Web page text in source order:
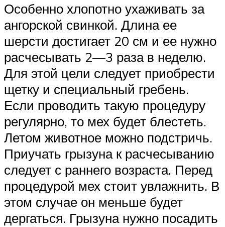
Особенно хлопотно ухаживать за
ангорской свинкой. Длина ее
шерсти достигает 20 см и ее нужно
расчесывать 2—3 раза в неделю.
Для этой цели следует приобрести
щетку и специальный гребень.
Если проводить такую процедуру
регулярно, то мех будет блестеть.
Летом животное можно подстричь.
Приучать грызуна к расчесыванию
следует с раннего возраста. Перед
процедурой мех стоит увлажнить. В
этом случае он меньше будет
дергаться. Грызуна нужно посадить